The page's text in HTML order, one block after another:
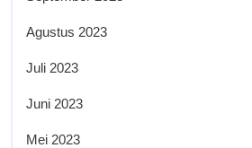
Agustus 2023
Juli 2023
Juni 2023
Mei 2023